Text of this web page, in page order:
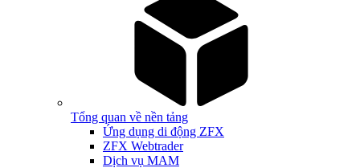
Tổng quan về nền tảng
Ứng dụng di động ZFX
ZFX Webtrader
Dịch vụ MAM